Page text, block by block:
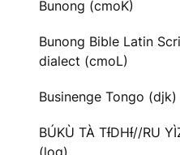
Bunong (cmoK)
Bunong Bible Latin
dialect (cmoL)
Businenge Tongo (djk)
BÚKÙ TÀ TƗ́DHƗ́//RU
(log)